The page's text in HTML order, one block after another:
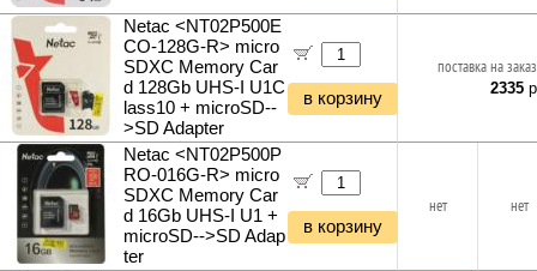
Netac <NT02P500E
CO-128G-R> micro
SDXC Memory Car
d 128Gb UHS-I U1C
lass10 + microSD--
>SD Adapter
в корзину
поставка на
2335
Netac <NT02P500P
RO-016G-R> micro
SDXC Memory Car
d 16Gb UHS-I U1 +
microSD-->SD Adap
ter
в корзину
нет нет